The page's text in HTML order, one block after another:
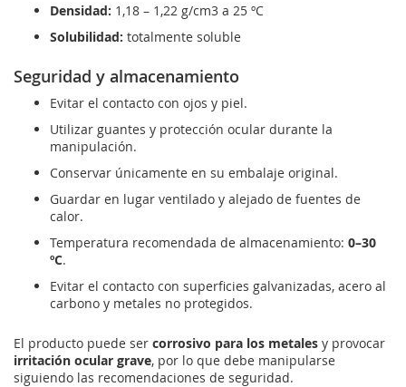
Densidad: 1,18 – 1,22 g/cm3 a 25 ºC
Solubilidad: totalmente soluble
Seguridad y almacenamiento
Evitar el contacto con ojos y piel.
Utilizar guantes y protección ocular durante la
manipulación.
Conservar únicamente en su embalaje original.
Guardar en lugar ventilado y alejado de fuentes de
calor.
Temperatura recomendada de almacenamiento: 0–30
ºC.
Evitar el contacto con superficies galvanizadas, acero al
carbono y metales no protegidos.
El producto puede ser corrosivo para los metales y provocar
irritación ocular grave, por lo que debe manipularse
siguiendo las recomendaciones de seguridad.